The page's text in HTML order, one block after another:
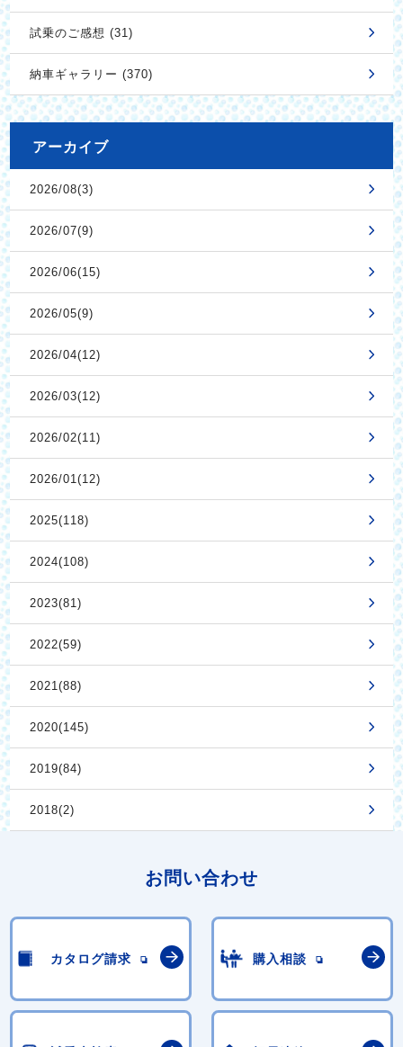
試乗のご感想 (31)
納車ギャラリー (370)
アーカイブ
2026/08(3)
2026/07(9)
2026/06(15)
2026/05(9)
2026/04(12)
2026/03(12)
2026/02(11)
2026/01(12)
2025(118)
2024(108)
2023(81)
2022(59)
2021(88)
2020(145)
2019(84)
2018(2)
お問い合わせ
カタログ請求 購入相談